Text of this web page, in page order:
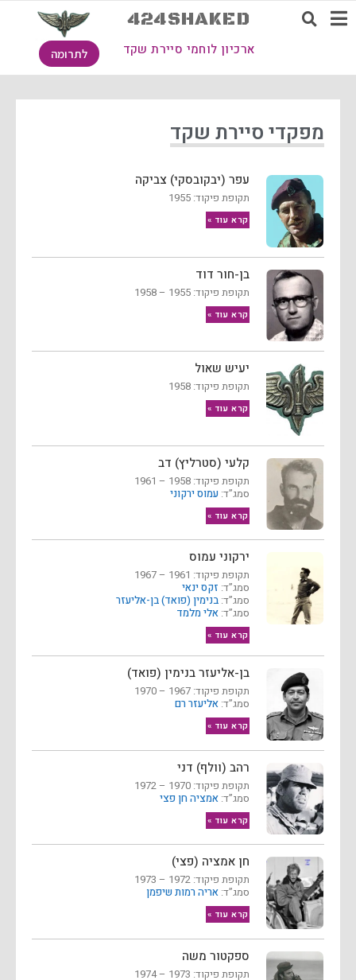
424SHAKED
ארכיון לוחמי סיירת שקד לתרומה
מפקדי סיירת שקד
עפר (יבקובסקי) צביקה
תקופת פיקוד: 1955
קרא עוד »
בן-חור דוד
תקופת פיקוד: 1955 – 1958
קרא עוד »
יעיש שאול
תקופת פיקוד: 1958
קרא עוד »
קלעי (סטרליץ) דב
תקופת פיקוד: 1958 – 1961
סמג”ד: עמוס ירקוני
קרא עוד »
ירקוני עמוס
תקופת פיקוד: 1961 – 1967
סמג”ד: זקס ינאי
סמג”ד: בנימין (פואד) בן-אליעזר
סמג”ד: אלי מלמד
קרא עוד »
בן-אליעזר בנימין (פואד)
תקופת פיקוד: 1967 – 1970
סמג”ד: אליעזר רם
קרא עוד »
רהב (וולף) דני
תקופת פיקוד: 1970 – 1972
סמג”ד: אמציה חן פצי
קרא עוד »
חן אמציה (פצי)
תקופת פיקוד: 1972 – 1973
סמג”ד: אריה רמות שיפמן
קרא עוד »
ספקטור משה
תקופת פיקוד: 1973 – 1974